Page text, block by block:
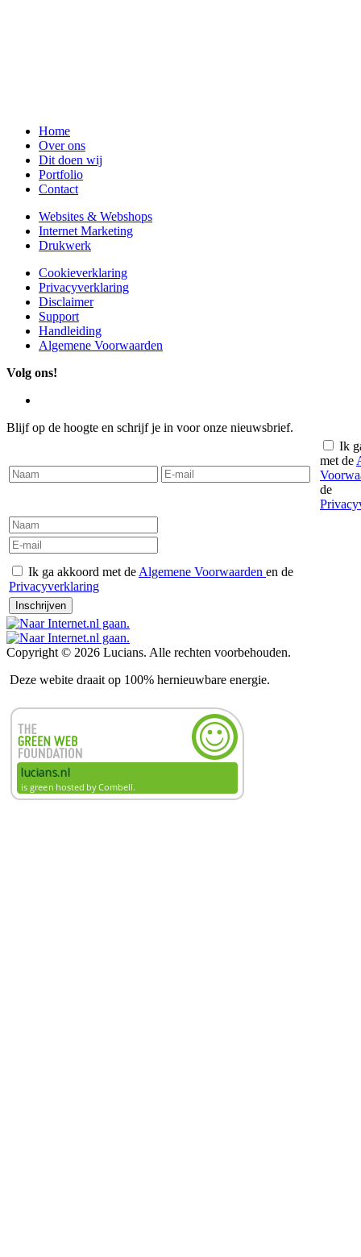
Home
Over ons
Dit doen wij
Portfolio
Contact
Websites & Webshops
Internet Marketing
Drukwerk
Cookieverklaring
Privacyverklaring
Disclaimer
Support
Handleiding
Algemene Voorwaarden
Volg ons!
Blijf op de hoogte en schrijf je in voor onze nieuwsbrief.
Ik
met de
de
Ik ga akkoord met de Algemene Voorwaarden en de
Privacyverklaring
Inschrijven
Copyright © 2026 Lucians. Alle rechten voorbehouden.
Deze webite draait op 100% hernieuwbare energie.